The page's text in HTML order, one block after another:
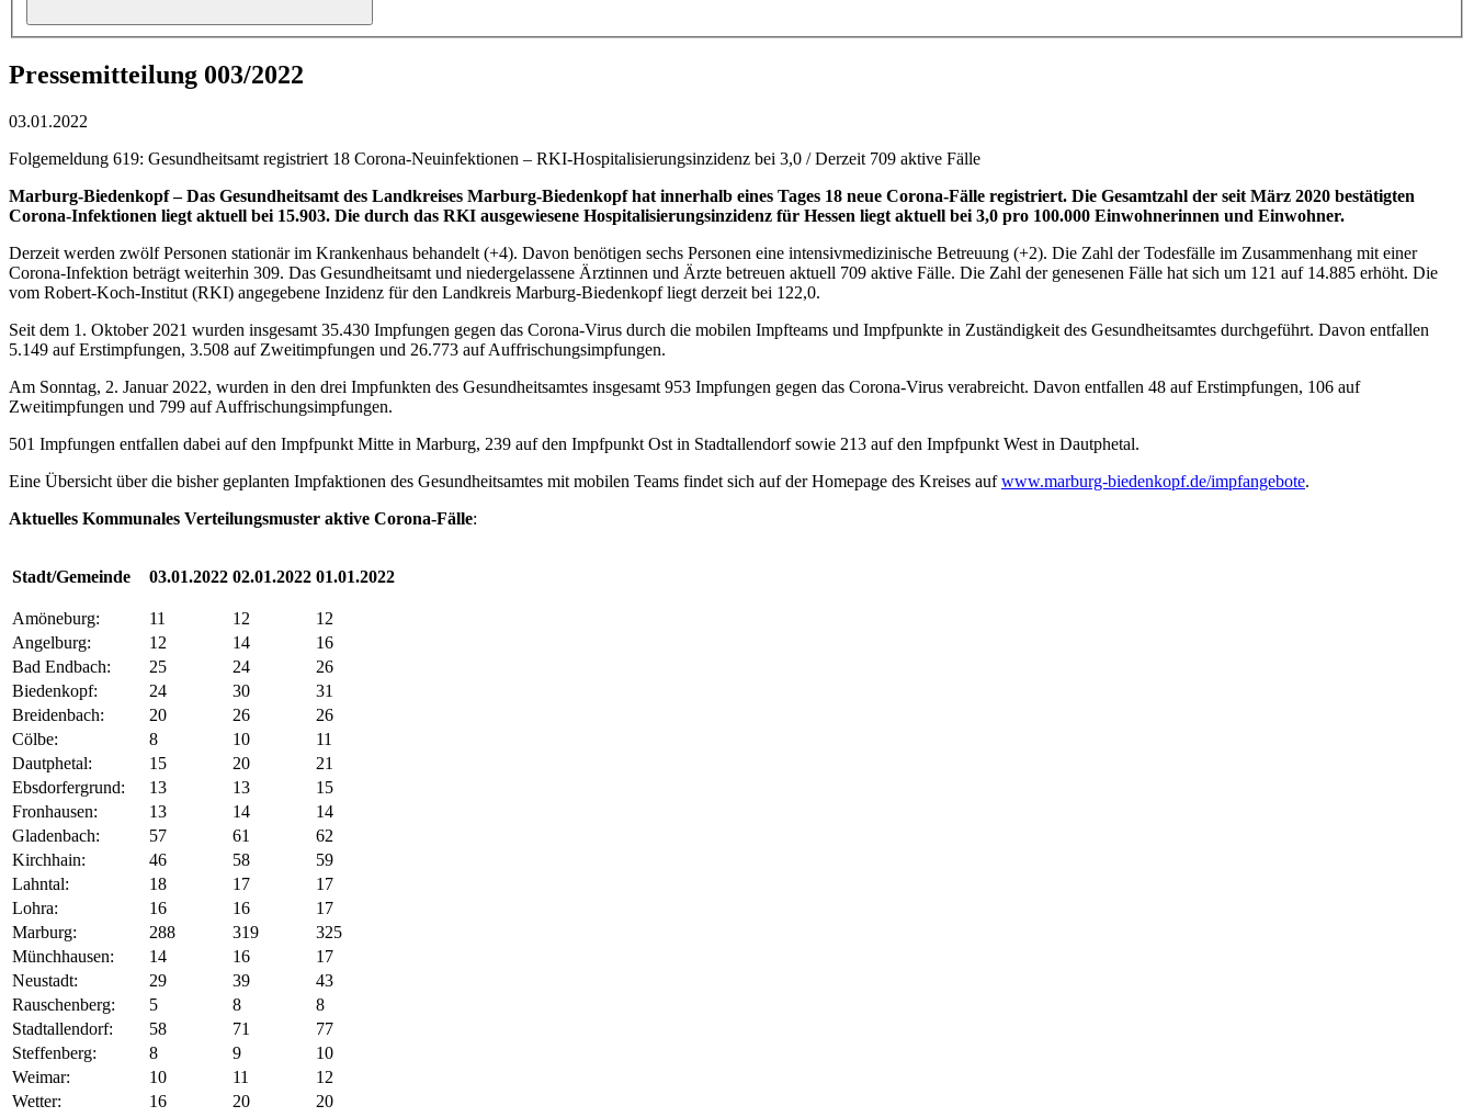
Pressemitteilung 003/2022
03.01.2022
Folgemeldung 619: Gesundheitsamt registriert 18 Corona-Neuinfektionen – RKI-Hospitalisierungsinzidenz bei 3,0 / Derzeit 709 aktive Fälle
Marburg-Biedenkopf – Das Gesundheitsamt des Landkreises Marburg-Biedenkopf hat innerhalb eines Tages 18 neue Corona-Fälle registriert. Die Gesamtzahl der seit März 2020 bestätigten
Corona-Infektionen liegt aktuell bei 15.903. Die durch das RKI ausgewiesene Hospitalisierungsinzidenz für Hessen liegt aktuell bei 3,0 pro 100.000 Einwohnerinnen und Einwohner.
Derzeit werden zwölf Personen stationär im Krankenhaus behandelt (+4). Davon benötigen sechs Personen eine intensivmedizinische Betreuung (+2). Die Zahl der Todesfälle im Zusammenhang mit einer
Corona-Infektion beträgt weiterhin 309. Das Gesundheitsamt und niedergelassene Ärztinnen und Ärzte betreuen aktuell 709 aktive Fälle. Die Zahl der genesenen Fälle hat sich um 121 auf 14.885 erhöht. Die
vom Robert-Koch-Institut (RKI) angegebene Inzidenz für den Landkreis Marburg-Biedenkopf liegt derzeit bei 122,0.
Seit dem 1. Oktober 2021 wurden insgesamt 35.430 Impfungen gegen das Corona-Virus durch die mobilen Impfteams und Impfpunkte in Zuständigkeit des Gesundheitsamtes durchgeführt. Davon entfallen
5.149 auf Erstimpfungen, 3.508 auf Zweitimpfungen und 26.773 auf Auffrischungsimpfungen.
Am Sonntag, 2. Januar 2022, wurden in den drei Impfunkten des Gesundheitsamtes insgesamt 953 Impfungen gegen das Corona-Virus verabreicht. Davon entfallen 48 auf Erstimpfungen, 106 auf
Zweitimpfungen und 799 auf Auffrischungsimpfungen.
501 Impfungen entfallen dabei auf den Impfpunkt Mitte in Marburg, 239 auf den Impfpunkt Ost in Stadtallendorf sowie 213 auf den Impfpunkt West in Dautphetal.
Eine Übersicht über die bisher geplanten Impfaktionen des Gesundheitsamtes mit mobilen Teams findet sich auf der Homepage des Kreises aufwww.marburg-biedenkopf.de/impfangebote.
Aktuelles Kommunales Verteilungsmuster aktive Corona-Fälle:
Stadt/Gemeinde 03.01.2022 02.01.2022 01.01.2022
Amöneburg: 11 12
12
Angelburg:
12 14
16
Bad Endbach:
25 24
26
Biedenkopf:
24 30
31
Breidenbach:
20 26
26
Cölbe:
8 10
11
Dautphetal:
15 20
21
Ebsdorfergrund:
13 13
15
Fronhausen:
13 14
14
Gladenbach:
57 61
62
Kirchhain:
46 58
59
Lahntal:
18 17
17
Lohra:
16 16
17
Marburg:
288 319
325
Münchhausen:
14 16
17
Neustadt:
29 39
43
Rauschenberg:
5 8
8
Stadtallendorf:
58 71
77
Steffenberg:
8 9
10
Weimar:
10 11
12
Wetter:
16 20
20